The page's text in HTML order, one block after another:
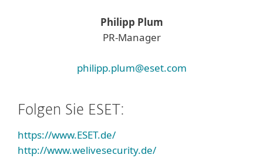
Philipp Plum
PR-Manager
philipp.plum@eset.com
Folgen Sie ESET:
https://www.ESET.de/
http://www.welivesecurity.de/